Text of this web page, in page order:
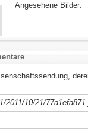
Angesehene Bilder:
2011/10/21/